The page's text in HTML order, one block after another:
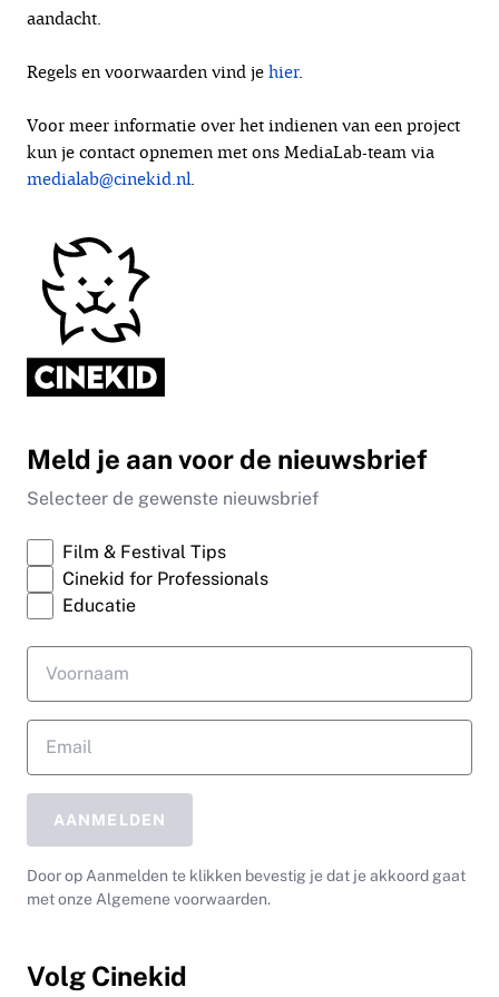
aandacht.
Regels en voorwaarden vind jehier.
Voor meer informatie over het indienen van een project
kun je contact opnemen met ons MediaLab-team via
medialab@cinekid.nl.
Meld je aan voor de nieuwsbrief
Selecteer de gewenste nieuwsbrief
Film & Festival Tips
Cinekid for Professionals
Educatie
AANMELDEN
Door op Aanmelden te klikken bevestig je dat je akkoord gaat
met onze Algemene voorwaarden.
Volg Cinekid